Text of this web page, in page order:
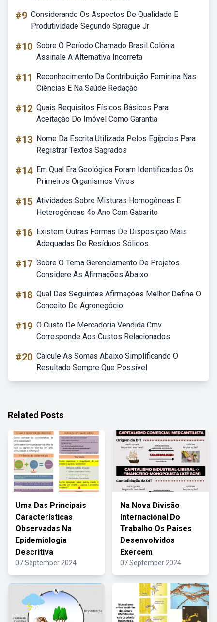
#9 Considerando Os Aspectos De Qualidade E
Produtividade Segundo Sprague Jr
#10 Sobre O Período Chamado Brasil Colônia
Assinale A Alternativa Incorreta
#11
Reconhecimento Da Contribuição Feminina Nas
Ciências E Na Saúde Redação
#12 Quais Requisitos Físicos Básicos Para
Aceitação Do Imóvel Como Garantia
#13 Nome Da Escrita Utilizada Pelos Egípcios Para
Registrar Textos Sagrados
#14 Em Qual Era Geológica Foram Identificados Os
Primeiros Organismos Vivos
#15 Atividades Sobre Misturas Homogêneas E
Heterogêneas 4o Ano Com Gabarito
#16 Existem Outras Formas De Disposição Mais
Adequadas De Resíduos Sólidos
#17 Sobre O Tema Gerenciamento De Projetos
Considere As Afirmações Abaixo
#18 Qual Das Seguintes Afirmações Melhor Define O
Conceito De Agronegócio
#19 O Custo De Mercadoria Vendida Cmv
Corresponde Aos Custos Relacionados
#20 Calcule As Somas Abaixo Simplificando O
Resultado Sempre Que Possível
Related Posts
Uma Das Principais
Características
Observadas Na
Epidemiologia
Descritiva
07 September 2024
Na Nova Divisão
Internacional Do
Trabalho Os Paises
Desenvolvidos
Exercem
07 September 2024